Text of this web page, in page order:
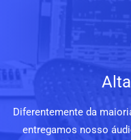
Diferentemente da
entregamos nosso